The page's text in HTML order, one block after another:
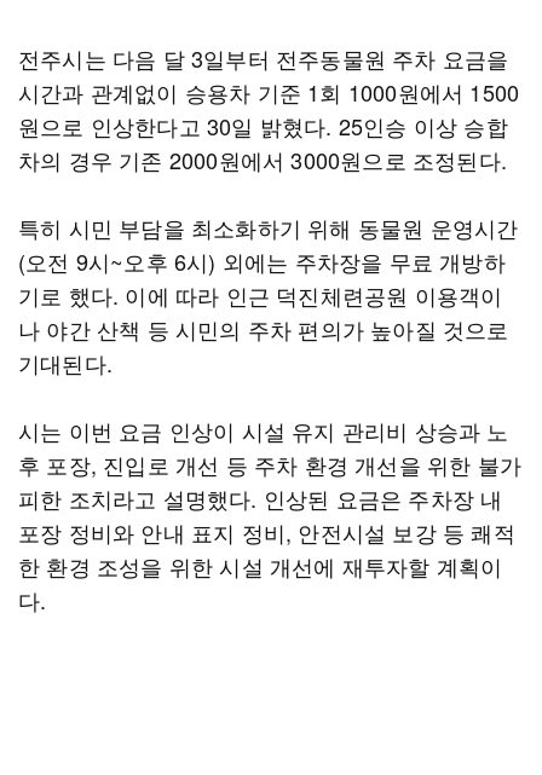
전주시는 다음 달 3일부터 전주동물원 주차 요금을
시간과 관계없이 승용차 기준 1회 1000원에서 1500
원으로 인상한다고 30일 밝혔다. 25인승 이상 승합
차의 경우 기존 2000원에서 3000원으로 조정된다.
특히 시민 부담을 최소화하기 위해 동물원 운영시간
(오전 9시~오후 6시) 외에는 주차장을 무료 개방하
기로 했다. 이에 따라 인근 덕진체련공원 이용객이
나 야간 산책 등 시민의 주차 편의가 높아질 것으로
기대된다.
시는 이번 요금 인상이 시설 유지 관리비 상승과 노
후 포장, 진입로 개선 등 주차 환경 개선을 위한 불가
피한 조치라고 설명했다. 인상된 요금은 주차장 내
포장 정비와 안내 표지 정비, 안전시설 보강 등 쾌적
한 환경 조성을 위한 시설 개선에 재투자할 계획이
다.